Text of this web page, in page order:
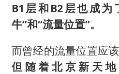
B1层和B2层也成为
牛”和“流量位置”。
而曾经的流量位置应
但随着北京新天